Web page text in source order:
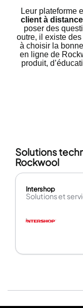
Leur plateforme
client à distance
poser des
outre, il existe
à choisir la
en ligne de
produit,
Solutions
Rockwool
Intershop
Solutions et